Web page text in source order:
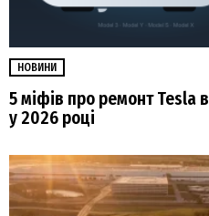
НОВИНИ
5 міфів про ремонт Tesla в
у 2026 році